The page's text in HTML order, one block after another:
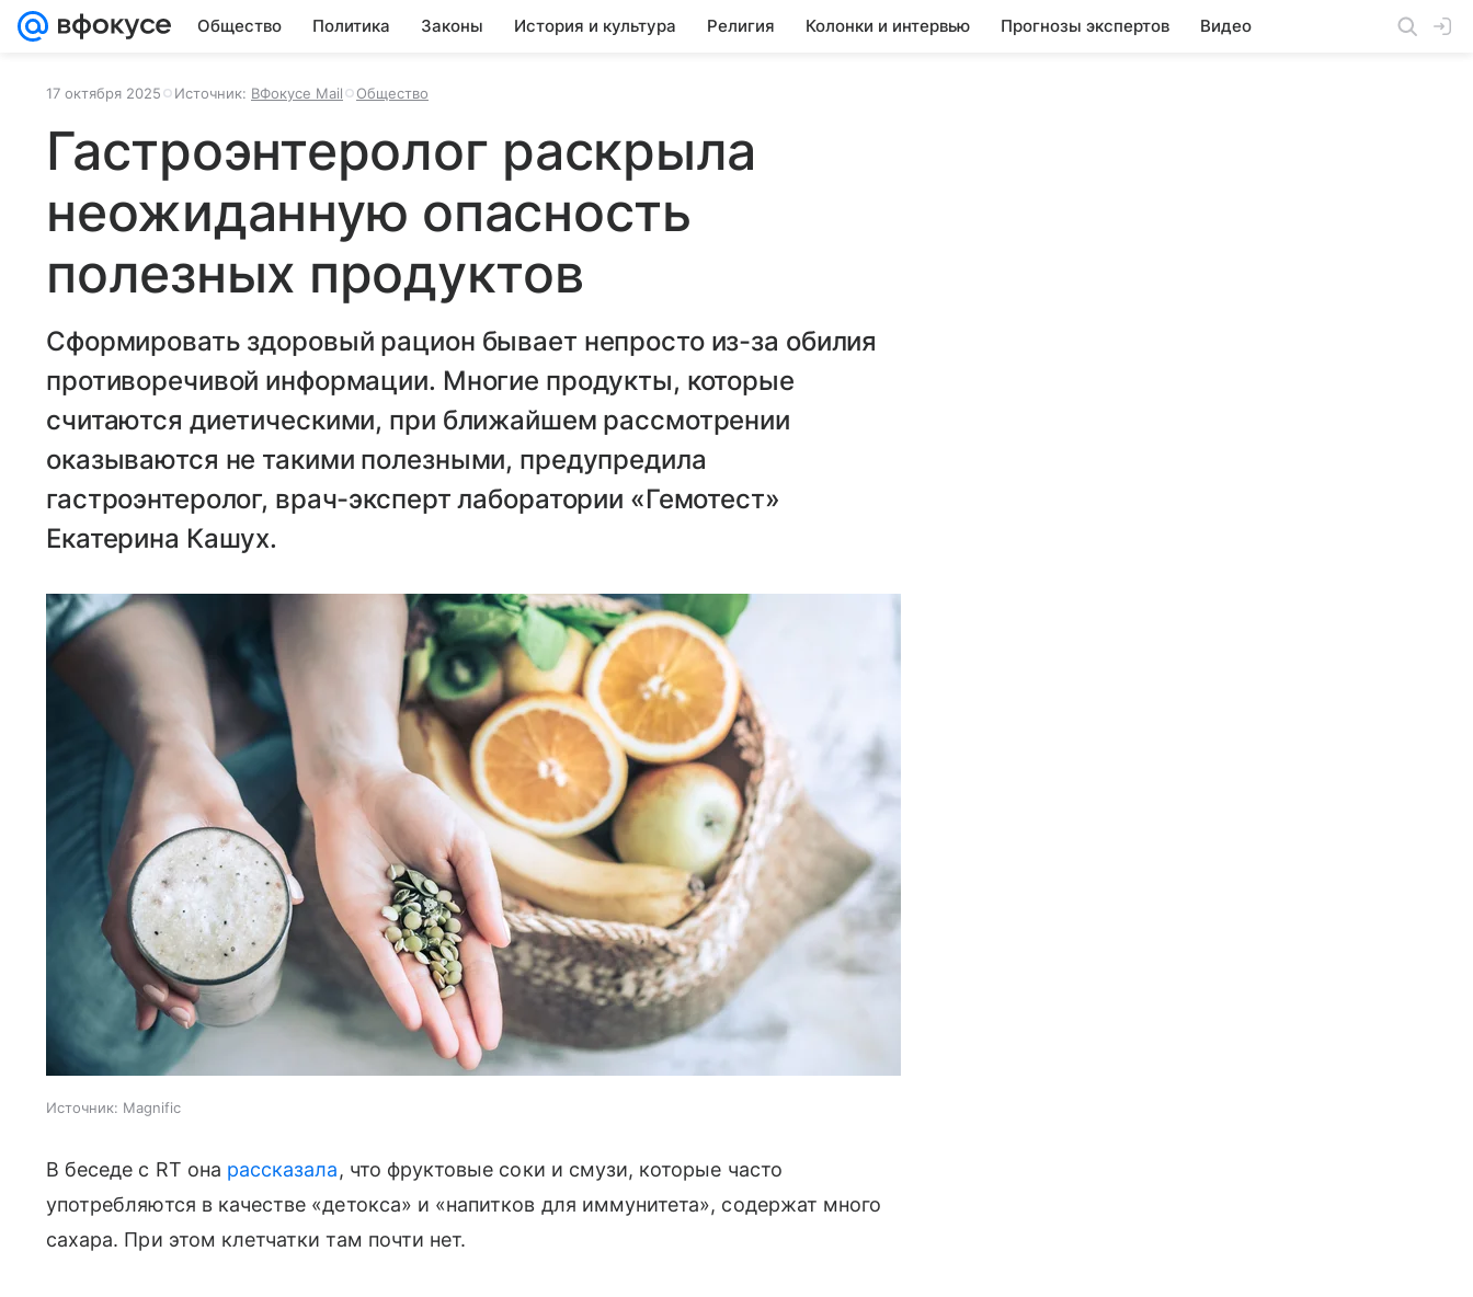
Общество Политика Законы История и культура Религия Колонки и интервью Прогнозы экспертов Видео
17 октября 2025 Источник: ВФокусе Mail Общество
Гастроэнтеролог раскрыла
неожиданную опасность
полезных продуктов
Сформировать здоровый рацион бывает непросто из-за обилия
противоречивой информации. Многие продукты, которые
считаются диетическими, при ближайшем рассмотрении
оказываются не такими полезными, предупредила
гастроэнтеролог, врач-эксперт лаборатории «Гемотест»
Екатерина Кашух.
Источник: Magnific
В беседе с RT она рассказала, что фруктовые соки и смузи, которые часто
употребляются в качестве «детокса» и «напитков для иммунитета», содержат много
сахара. При этом клетчатки там почти нет.